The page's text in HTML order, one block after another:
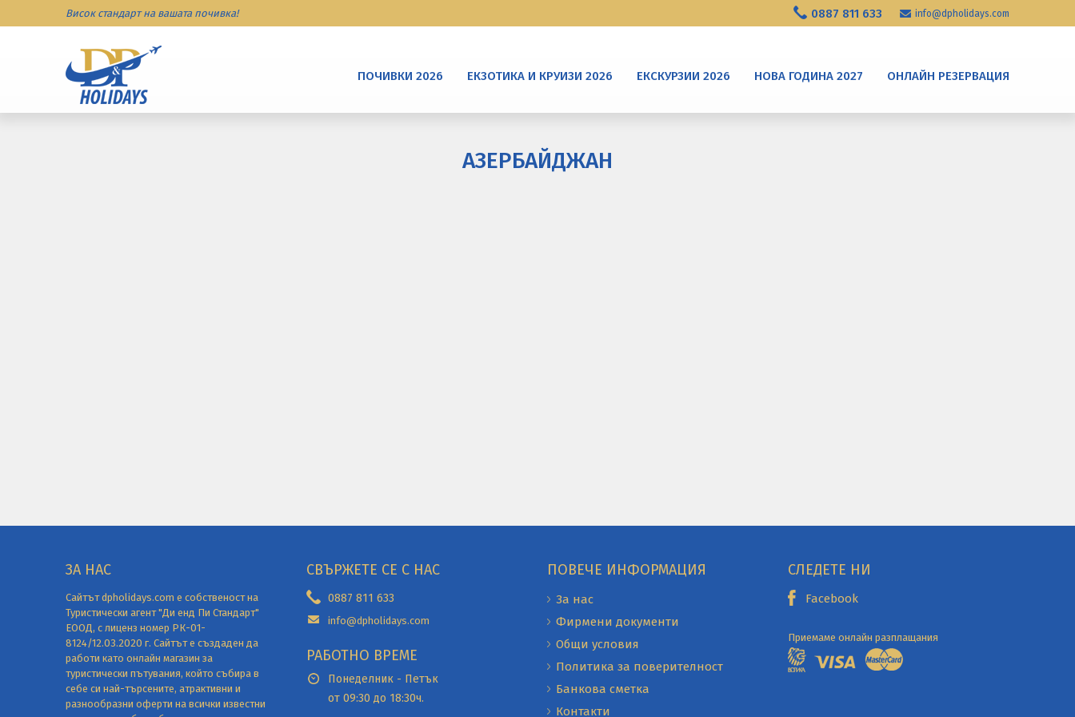
Висок стандарт на вашата почивка! info@dpholidays.com
0887 811 633
ПОЧИВКИ 2026 ЕКЗОТИКА И КРУИЗИ 2026 ЕКСКУРЗИИ 2026 НОВА ГОДИНА 2027 ОНЛАЙН РЕЗЕРВАЦИЯ
АЗЕРБАЙДЖАН
ЗА НАС
Сайтът dpholidays.com е собственост на
Туристически агент "Ди енд Пи Стандарт"
ЕООД, с лиценз номер РК-01-
8124/12.03.2020 г. Сайтът е създаден да
работи като онлайн магазин за
туристически пътувания, който събира в
себе си най-търсените, атрактивни и
разнообразни оферти на всички известни
СВЪРЖЕТЕ СЕ С НАС
0887 811 633
info@dpholidays.com
РАБОТНО ВРЕМЕ
Понеделник - Петък
от 09:30 до 18:30ч.
ПОВЕЧЕ ИНФОРМАЦИЯ
За нас
Фирмени документи
Общи условия
Политика за поверителност
Банкова сметка
Контакти
СЛЕДЕТЕ НИ
Facebook
Приемаме онлайн разплащания